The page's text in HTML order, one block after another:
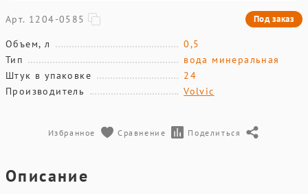
Арт. 1204-0585 Под заказ
Объем, л
0,5
Тип
вода минеральная
Штук в упаковке
24
Производитель
Volvic
Избранное Сравнение Поделиться
Описание